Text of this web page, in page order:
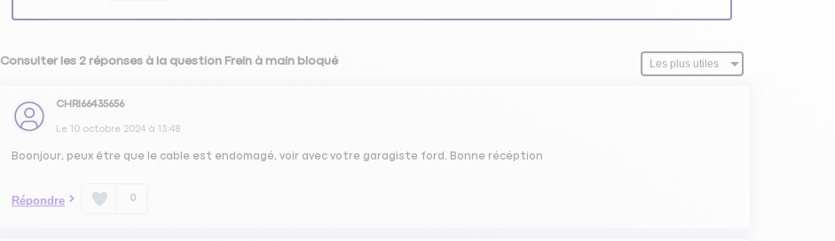
Consulter les 2 réponses à la question Frein à main bloqué
CHRI66435656
Le 10 octobre 2024 à 13:48
Boonjour, peux être que le cable est endomagé, voir avec votre garagiste ford. Bonne récéption
Répondre 0